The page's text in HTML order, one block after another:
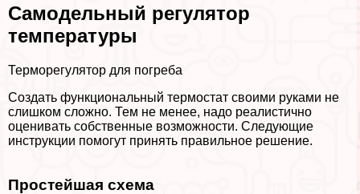
Самодельный регулятор
температуры
Терморегулятор для погреба
Создать функциональный термостат своими руками не
слишком сложно. Тем не менее, надо реалистично
оценивать собственные возможности. Следующие
инструкции помогут принять правильное решение.
Простейшая схема